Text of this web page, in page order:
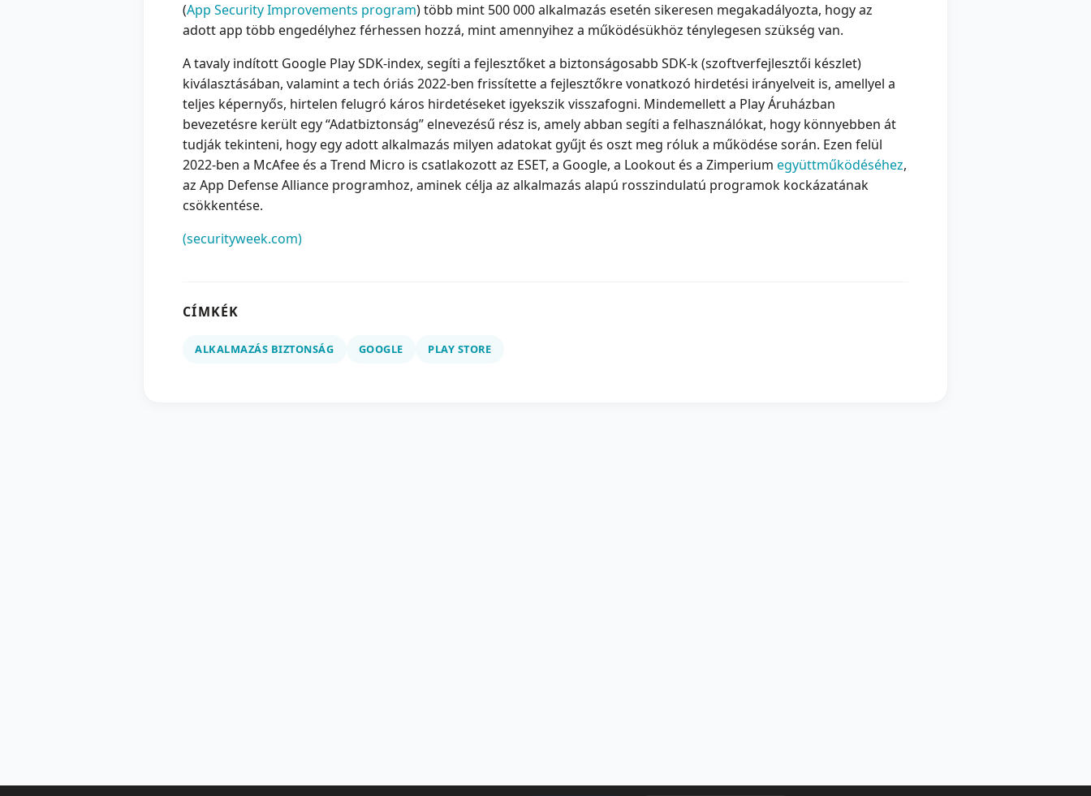
(App Security Improvements program) több mint 500 000 alkalmazás esetén sikeresen megakadályozta, hogy az
adott app több engedélyhez férhessen hozzá, mint amennyihez a működésükhöz ténylegesen szükség van.
A tavaly indított Google Play SDK-index, segíti a fejlesztőket a biztonságosabb SDK-k (szoftverfejlesztői készlet)
kiválasztásában, valamint a tech óriás 2022-ben frissítette a fejlesztőkre vonatkozó hirdetési irányelveit is, amellyel a
teljes képernyős, hirtelen felugró káros hirdetéseket igyekszik visszafogni. Mindemellett a Play Áruházban
bevezetésre került egy “Adatbiztonság” elnevezésű rész is, amely abban segíti a felhasználókat, hogy könnyebben át
tudják tekinteni, hogy egy adott alkalmazás milyen adatokat gyűjt és oszt meg róluk a működése során. Ezen felül
2022-ben a McAfee és a Trend Micro is csatlakozott az ESET, a Google, a Lookout és a Zimperium együttműködéséhez,
az App Defense Alliance programhoz, aminek célja az alkalmazás alapú rosszindulatú programok kockázatának
csökkentése.
(securityweek.com)
CÍMKÉK
ALKALMAZÁS BIZTONSÁG GOOGLE PLAY STORE